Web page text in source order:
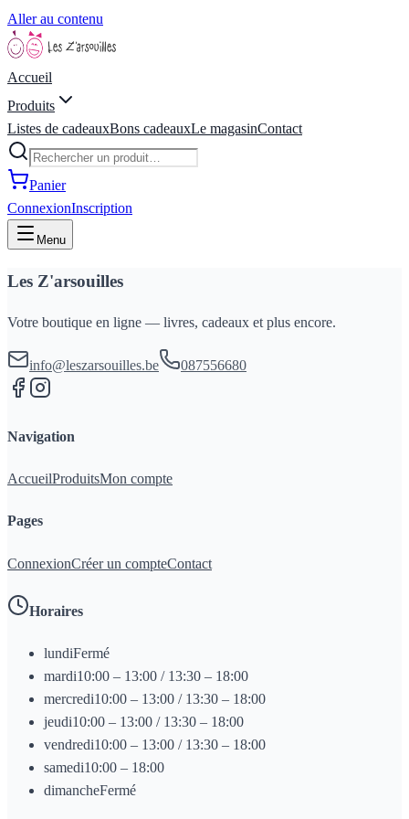
Aller au contenu
Accueil
Produits
Listes de cadeauxBons cadeauxLe magasinContact
Panier
ConnexionInscription
Menu
Les Z'arsouilles
Votre boutique en ligne — livres, cadeaux et plus encore.
info@leszarsouilles.be 087556680
Navigation
AccueilProduitsMon compte
Pages
ConnexionCréer un compteContact
Horaires
lundiFermé
mardi10:00 – 13:00 / 13:30 – 18:00
mercredi10:00 – 13:00 / 13:30 – 18:00
jeudi10:00 – 13:00 / 13:30 – 18:00
vendredi10:00 – 13:00 / 13:30 – 18:00
samedi10:00 – 18:00
dimancheFermé